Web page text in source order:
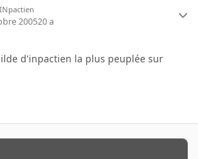
INpactien
200520 a
d'inpactien la plus peuplée sur